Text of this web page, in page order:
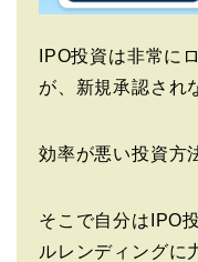
IPO投資は非常に
が、新規承認され
効率が悪い投資方
そこで自分はIPO
ルレンディングに